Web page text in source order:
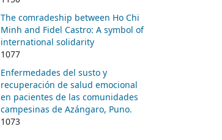
The comradeship between Ho Chi
Minh and Fidel Castro: A symbol of
international solidarity
1077
Enfermedades del susto y
recuperación de salud emocional
en pacientes de las comunidades
campesinas de Azángaro, Puno.
1073